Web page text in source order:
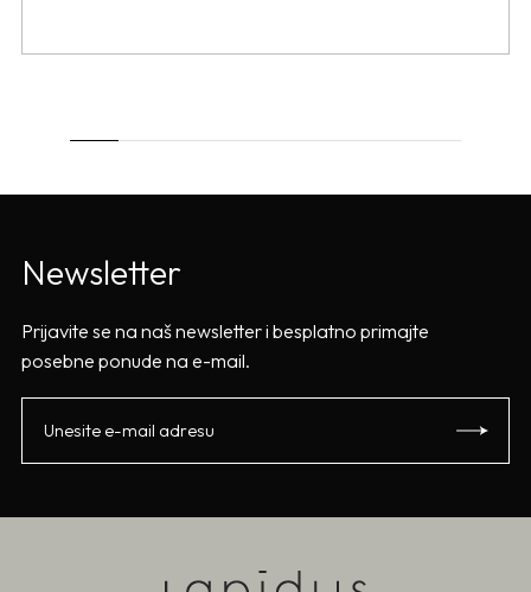
Newsletter
Prijavite se na naš newsletter i besplatno primajte
posebne ponude na e-mail.